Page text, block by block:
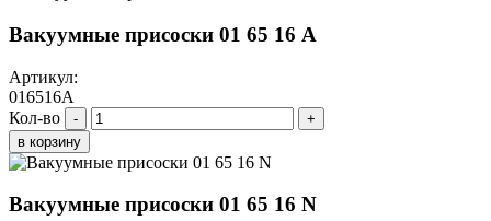
Вакуумные присоски 01 65 16 A
Артикул:
016516A
Кол-во
-
+
в корзину
Вакуумные присоски 01 65 16 N